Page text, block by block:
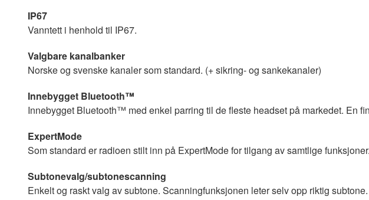
IP67
Vanntett i henhold til IP67.
Valgbare kanalbanker
Norske og svenske kanaler som standard. (+ sikring- og sankekanaler)
Innebygget Bluetooth™
Innebygget Bluetooth™ med enkel parring til de fleste headset på markedet. En
ExpertMode
Som standard er radioen stilt inn på ExpertMode for tilgang av samtlige
Subtonevalg/subtonescanning
Enkelt og raskt valg av subtone. Scanningfunksjonen leter selv opp riktig subtone.